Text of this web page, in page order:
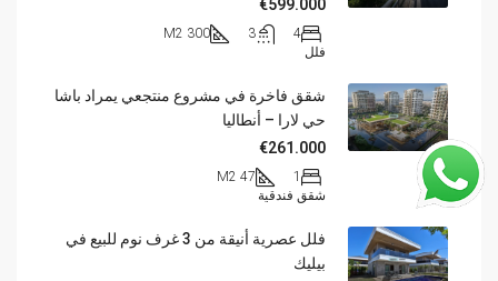
€599.000
4
3
300 M2
فلل
شقق فاخرة في مشروع منتجعي يمراد باشا
حي لارا – أنطاليا
€261.000
1
47 M2
شقق فندقية
فلل عصرية أنيقة من 3 غرف نوم للبيع في
بيليك